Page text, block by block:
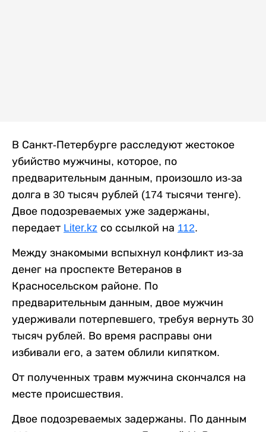
В Санкт-Петербурге расследуют жестокое
убийство мужчины, которое, по
предварительным данным, произошло из-за
долга в 30 тысяч рублей (174 тысячи тенге).
Двое подозреваемых уже задержаны,
передает Liter.kz со ссылкой на 112.
Между знакомыми вспыхнул конфликт из-за
денег на проспекте Ветеранов в
Красносельском районе. По
предварительным данным, двое мужчин
удерживали потерпевшего, требуя вернуть 30
тысяч рублей. Во время расправы они
избивали его, а затем облили кипятком.
От полученных травм мужчина скончался на
месте происшествия.
Двое подозреваемых задержаны. По данным